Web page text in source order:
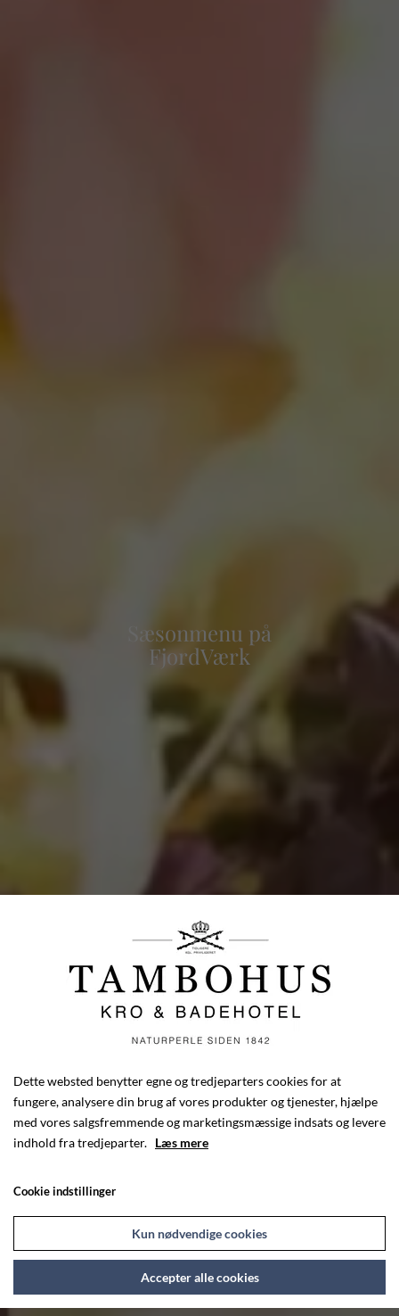
Sæsonmenu på
FjordVærk
Dette websted benytter egne og tredjeparters cookies for at
fungere, analysere din brug af vores produkter og tjenester, hjælpe
med vores salgsfremmende og marketingsmæssige indsats og levere
indhold fra tredjeparter. Læs mere
Cookie indstillinger
Kun nødvendige cookies
Accepter alle cookies